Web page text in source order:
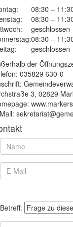
08:30 –
08:30 –
geschlossen
08:30 –
geschlossen
der
035829 630-0
3, 02829
Betreff: